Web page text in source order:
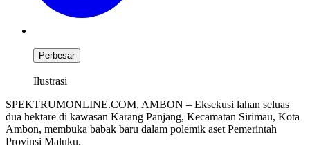
Perbesar
Ilustrasi
SPEKTRUMONLINE.COM, AMBON – Eksekusi lahan seluas
dua hektare di kawasan Karang Panjang, Kecamatan Sirimau, Kota
Ambon, membuka babak baru dalam polemik aset Pemerintah
Provinsi Maluku.